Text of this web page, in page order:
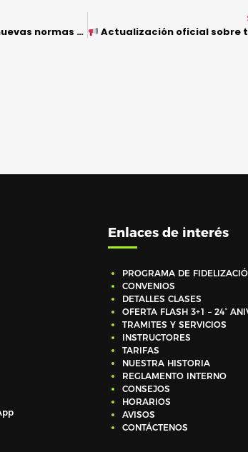
Tu seguridad también entrena: nuevas normas de convivencia en Gym•Tec Actualización oficial sobre tarifas,
Enlaces de interés
PROGRAMA DE
CONVENIOS
DETALLES CLASES
OFERTA FLASH 3+1 – 24°
TRAMITES Y SERVICIOS
INSTRUCTORES
TARIFAS
NUESTRA HISTORIA
REGLAMENTO INTERNO
CONSEJOS
HORARIOS
AVISOS
CONTÁCTENOS